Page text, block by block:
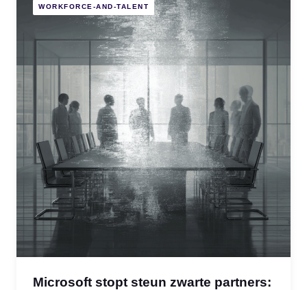
WORKFORCE-AND-TALENT
Microsoft stopt steun zwarte partners: